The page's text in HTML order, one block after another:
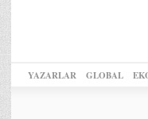
YAZARLAR GLOBAL